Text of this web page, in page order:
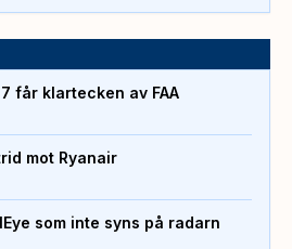
får klartecken av FAA
mot Ryanair
som inte syns på radarn